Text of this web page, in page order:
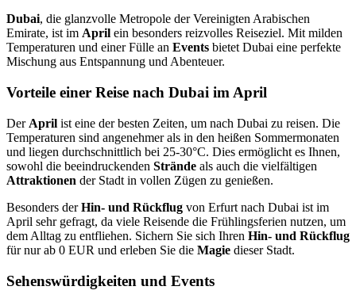
Dubai, die glanzvolle Metropole der Vereinigten Arabischen
Emirate, ist im April ein besonders reizvolles Reiseziel. Mit milden
Temperaturen und einer Fülle an Events bietet Dubai eine perfekte
Mischung aus Entspannung und Abenteuer.
Vorteile einer Reise nach Dubai im April
Der April ist eine der besten Zeiten, um nach Dubai zu reisen. Die
Temperaturen sind angenehmer als in den heißen Sommermonaten
und liegen durchschnittlich bei 25-30°C. Dies ermöglicht es Ihnen,
sowohl die beeindruckenden Strände als auch die vielfältigen
Attraktionen der Stadt in vollen Zügen zu genießen.
Besonders derHin- und Rückflug von Erfurt nach Dubai ist im
April sehr gefragt, da viele Reisende die Frühlingsferien nutzen, um
dem Alltag zu entfliehen. Sichern Sie sich Ihren Hin- und Rückflug
für nur ab 0 EUR und erleben Sie die Magie dieser Stadt.
Sehenswürdigkeiten und Events